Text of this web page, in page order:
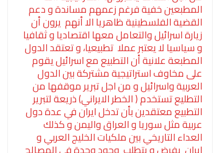
المطبعين خفية فرغم زعمهم مساندة و دعم
القضية الفلسطينية ظاهريا الا أنهم يرون أن
زيارة اسرائيل والتعامل معها اقتصاديا و ثقافيا
و سياسيا لا يعتبر عملا تطبيعيا، و تعتقد الدول
المطبعة علانية أن التطبيع مع اسرائيل يقوم
على مخاوف استراتيجية مشتركة بين الدول
العربية واسرائيل و من اجل تبرير موقفها من
التطليع تستخدم ( الخطر الايراني) ذريعة لتبرير
التطبيع معتقدين بأن تدخل ايران في عدة دول
عربية مثل سوريا و العراق واليمن و كذلك
العداء التاريخي بين ملكيات الخليج العربي و